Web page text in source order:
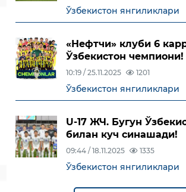
Ўзбекистон янгиликлари
Ўзбекистон янгиликлари
10:19 / 25.11.2025 1201
«Нефтчи» клуби 6
Ўзбекистон чемпиони!
Ўзбекистон янгиликлари
09:44 / 18.11.2025 1335
U-17 ЖЧ. Бугун
билан куч синашади!